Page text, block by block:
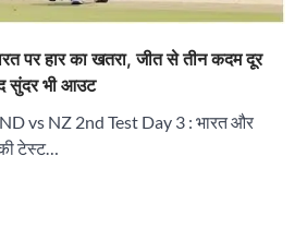
पर हार का खतरा, जीत से तीन कदम दूर
सुंदर भी आउट
vs NZ 2nd Test Day 3 : भारत और
टेस्ट…